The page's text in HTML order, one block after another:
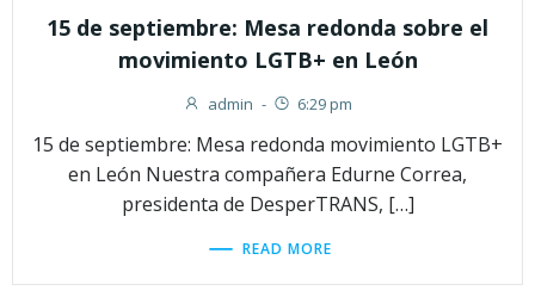
15 de septiembre: Mesa redonda sobre el
movimiento LGTB+ en León
admin - 6:29 pm
15 de septiembre: Mesa redonda movimiento LGTB+
en León Nuestra compañera Edurne Correa,
presidenta de DesperTRANS, […]
READ MORE